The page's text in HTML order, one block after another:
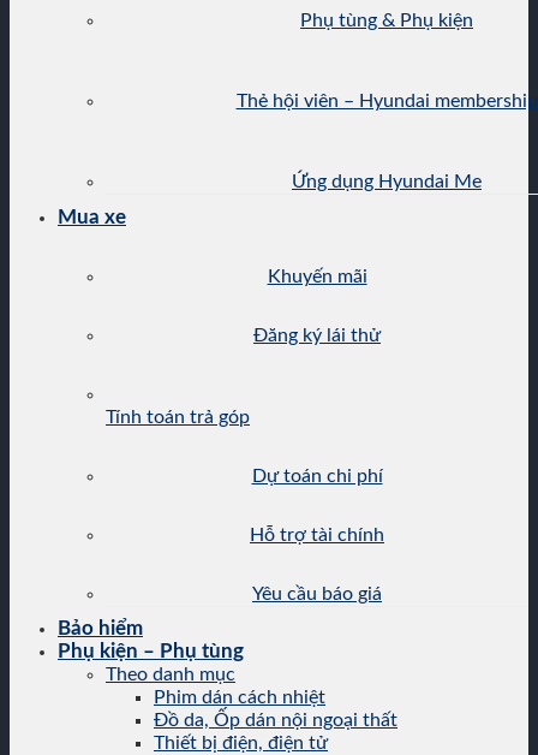
Phụ tùng & Phụ kiện
Thẻ hội viên – Hyundai membership
Ứng dụng Hyundai Me
Mua xe
Khuyến mãi
Đăng ký lái thử
Tính toán trả góp
Dự toán chi phí
Hỗ trợ tài chính
Yêu cầu báo giá
Bảo hiểm
Phụ kiện – Phụ tùng
Theo danh mục
Phim dán cách nhiệt
Đồ da, Ốp dán nội ngoại thất
Thiết bị điện, điện tử